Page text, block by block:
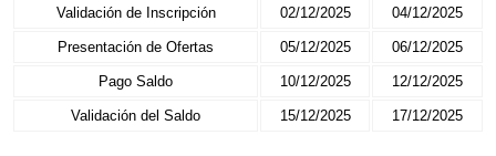
Validación de Inscripción 02/12/2025 04/12/2025
Presentación de Ofertas 05/12/2025 06/12/2025
Pago Saldo 10/12/2025 12/12/2025
Validación del Saldo 15/12/2025 17/12/2025